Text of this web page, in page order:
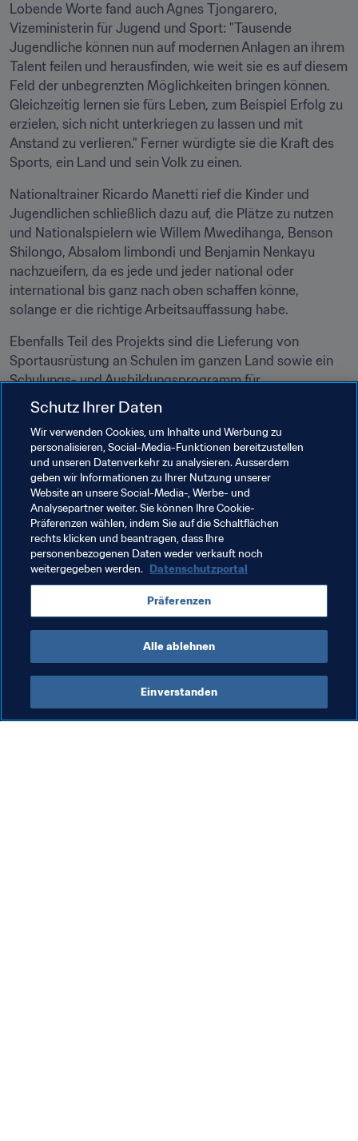
Lobende Worte fand auch Agnes Tjongarero,
Vizeministerin für Jugend und Sport: "Tausende
Jugendliche können nun auf modernen Anlagen an ihrem
Talent feilen und herausfinden, wie weit sie es auf diesem
Feld der unbegrenzten Möglichkeiten bringen können.
Gleichzeitig lernen sie fürs Leben, zum Beispiel Erfolg zu
erzielen, sich nicht unterkriegen zu lassen und mit
Anstand zu verlieren." Ferner würdigte sie die Kraft des
Sports, ein Land und sein Volk zu einen.
Nationaltrainer Ricardo Manetti rief die Kinder und
Jugendlichen schließlich dazu auf, die Plätze zu nutzen
und Nationalspielern wie Willem Mwedihanga, Benson
Shilongo, Absalom Iimbondi und Benjamin Nenkayu
nachzueifern, da es jede und jeder national oder
international bis ganz nach oben schaffen könne,
solange er die richtige Arbeitsauffassung habe.
Ebenfalls Teil des Projekts sind die Lieferung von
Sportausrüstung an Schulen im ganzen Land sowie ein
Schulungs- und Ausbildungsprogramm für
Schiedsrichter, Trainer, Funktionäre sowie vom NFA und
Damit die neuen Anlagen effektiv genutzt werden und
mehr Kinder und Jugendliche im Land die Möglichkeit
haben, Fussball zu spielen, sind mehrere regionale
Schülerturniere und Fortbildungskurse für Trainer und
Schiedsrichter geplant.
Verwandte Themen
Förderung des Fussballs Namibia
Schutz Ihrer Daten
Wir verwenden Cookies, um Inhalte und Werbung zu
personalisieren, Social-Media-Funktionen bereitzustellen
und unseren Datenverkehr zu analysieren. Ausserdem
geben wir Informationen zu Ihrer Nutzung unserer
Website an unsere Social-Media-, Werbe- und
Analysepartner weiter. Sie können Ihre Cookie-
Präferenzen wählen, indem Sie auf die Schaltflächen
rechts klicken und beantragen, dass Ihre
personenbezogenen Daten weder verkauft noch
weitergegeben werden. Datenschutzportal
Präferenzen
Alle ablehnen
Einverstanden